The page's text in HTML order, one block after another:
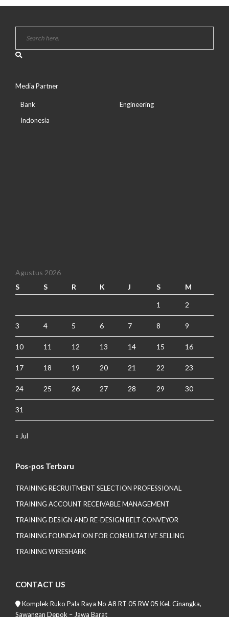
Media Partner
Bank
Indonesia
Engineering
Agustus 2026
S
S R K J S M
1 2
3 4 5 6 7 8 9
10 11 12 13 14 15 16
17 18 19 20 21 22 23
24 25 26 27 28 29 30
31
« Jul
Pos-pos Terbaru
TRAINING RECRUITMENT SELECTION PROFESSIONAL
TRAINING ACCOUNT RECEIVABLE MANAGEMENT
TRAINING DESIGN AND RE-DESIGN BELT CONVEYOR
TRAINING FOUNDATION FOR CONSULTATIVE SELLING
TRAINING WIRESHARK
CONTACT US
Komplek Ruko Pala Raya No A8 RT 05 RW 05 Kel. Cinangka,
Sawangan Depok – Jawa Barat